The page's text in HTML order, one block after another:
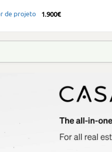
de projeto 1.900€